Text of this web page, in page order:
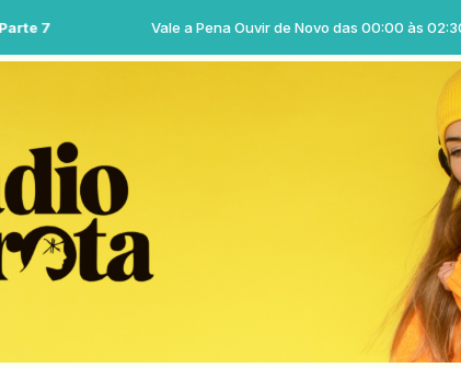
Vale a Pena Ouvir de Novo das 00:00 às 02:30 -